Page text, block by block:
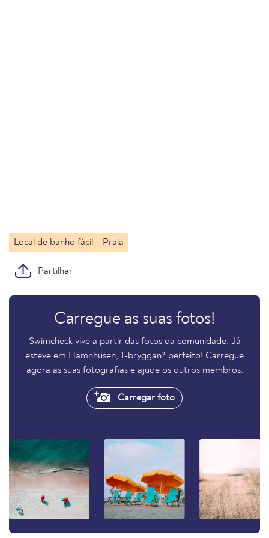
Local de banho fácil Praia
Partilhar
Carregue as suas fotos!
Swimcheck vive a partir das fotos da comunidade. Já
esteve em Hamnhusen, T-bryggan? perfeito! Carregue
agora as suas fotografias e ajude os outros membros.
Carregar foto